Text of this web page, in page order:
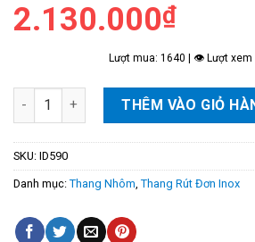
2.130.000₫
Lượt mua: 1640 | 👁 Lượt xem
Thang INOX Rút Gọn Chuyên Dụng
THÊM VÀO GIỎ
SKU: ID590
Danh mục: Thang Nhôm Thang Rút Đơn Inox